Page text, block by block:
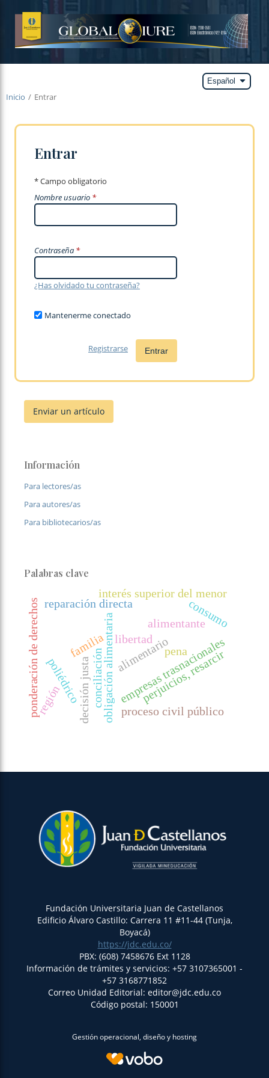
Español arrow_drop_down
Inicio / Entrar
Entrar
* Campo obligatorio
Nombre usuario *
Contraseña *
¿Has olvidado tu contraseña?
Mantenerme conectado
Entrar
Registrarse
Enviar un artículo
Información
Para lectores/as
Para autores/as
Para bibliotecarios/as
Palabras clave
alimentante
alimentario
obligación alimentaria
familia pena
libertad
conciliación
reparación directa
empresas trasnacionales
perjuicios, resarcir
ponderación de derechos
interés superior del menor
proceso civil público
decisión justa
consumo
poliédrico
región
Fundación Universitaria Juan de Castellanos
Edificio Álvaro Castillo: Carrera 11 #11-44 (Tunja,
Boyacá)
https://jdc.edu.co/
PBX: (608) 7458676 Ext 1128
Información de trámites y servicios: +57 3107365001 -
+57 3168771852
Correo Unidad Editorial: editor@jdc.edu.co
Código postal: 150001
Gestión operacional, diseño y hosting